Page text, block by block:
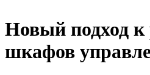
Новый подход к
шкафов